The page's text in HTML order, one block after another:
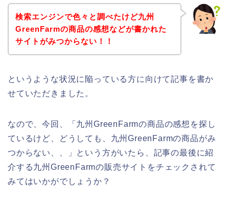
検索エンジンで色々と調べたけど九州
GreenFarmの商品の感想などが書かれた
サイトがみつからない！！
というような状況に陥っている方に向けて記事を書か
せていただきました。
なので、今回、「九州GreenFarmの商品の感想を探し
ているけど、どうしても、九州GreenFarmの商品がみ
つからない、、」という方がいたら、記事の最後に紹
介する九州GreenFarmの販売サイトをチェックされて
みてはいかがでしょうか？